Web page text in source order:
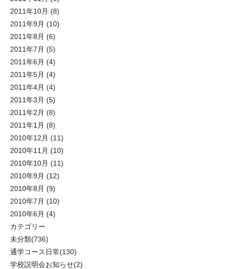
2011年10月 (8)
2011年9月 (10)
2011年8月 (6)
2011年7月 (5)
2011年6月 (4)
2011年5月 (4)
2011年4月 (4)
2011年3月 (5)
2011年2月 (8)
2011年1月 (8)
2010年12月 (11)
2010年11月 (10)
2010年10月 (11)
2010年9月 (12)
2010年8月 (9)
2010年7月 (10)
2010年6月 (4)
カテゴリー
未分類(736)
通学コース日常(130)
学校説明会お知らせ(2)